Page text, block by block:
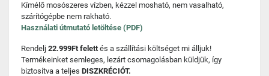
Kímélő mosószeres vízben, kézzel mosható, nem vasalható,
szárítógépbe nem rakható.
Használati útmutató letöltése (PDF)
Rendelj 22.999Ft felettés a szállítási költséget mi álljuk!
Termékeinket semleges, lezárt csomagolásban küldjük, így
biztosítva a teljes DISZKRÉCIÓT.